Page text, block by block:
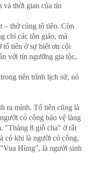
và thời gian của tín
– thờ cúng tổ tiên. Còn
chỉ các tôn giáo, mà
tiên ở sự biết ơn cội
với tín ngưỡng gia tộc,
tiến trình lịch sử, nó
ra mình. Tổ tiên cũng là
có công bảo vệ làng
"Tháng 8 giỗ cha" ở rất
có khi là người có công,
Hùng", là người sinh